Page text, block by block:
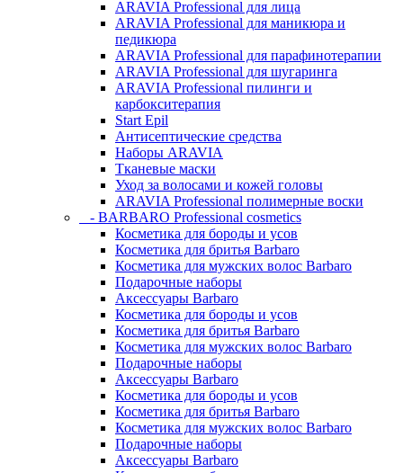
ARAVIA Professional для лица
ARAVIA Professional для маникюра и
педикюра
ARAVIA Professional для парафинотерапии
ARAVIA Professional для шугаринга
ARAVIA Professional пилинги и
карбокситерапия
Start Epil
Антисептические средства
Наборы ARAVIA
Тканевые маски
Уход за волосами и кожей головы
ARAVIA Professional полимерные воски
- BARBARO Professional cosmetics
Косметика для бороды и усов
Косметика для бритья Barbaro
Косметика для мужских волос Barbaro
Подарочные наборы
Аксессуары Barbaro
Косметика для бороды и усов
Косметика для бритья Barbaro
Косметика для мужских волос Barbaro
Подарочные наборы
Аксессуары Barbaro
Косметика для бороды и усов
Косметика для бритья Barbaro
Косметика для мужских волос Barbaro
Подарочные наборы
Аксессуары Barbaro